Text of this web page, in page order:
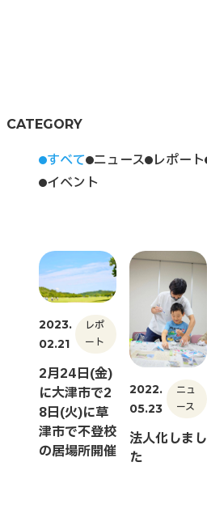
CATEGORY
すべて ニュース レポート
イベント
2023.
02.21
レポ
ート
2月24日(金)
に大津市で2
8日(火)に草
津市で不登校
の居場所開催
2022.
05.23
ニュ
ース
法人化しまし
た